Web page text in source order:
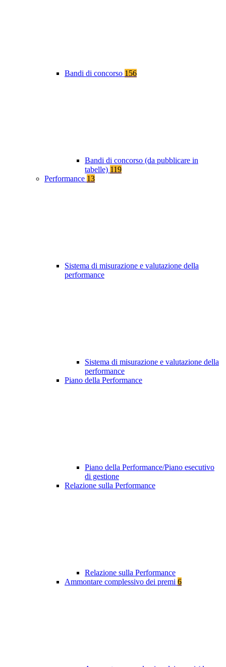
Bandi di concorso 156
Bandi di concorso (da pubblicare in
tabelle) 119
Performance 13
Sistema di misurazione e valutazione della
performance
Sistema di misurazione e valutazione della
performance
Piano della Performance
Piano della Performance/Piano esecutivo
di gestione
Relazione sulla Performance
Relazione sulla Performance
Ammontare complessivo dei premi 6